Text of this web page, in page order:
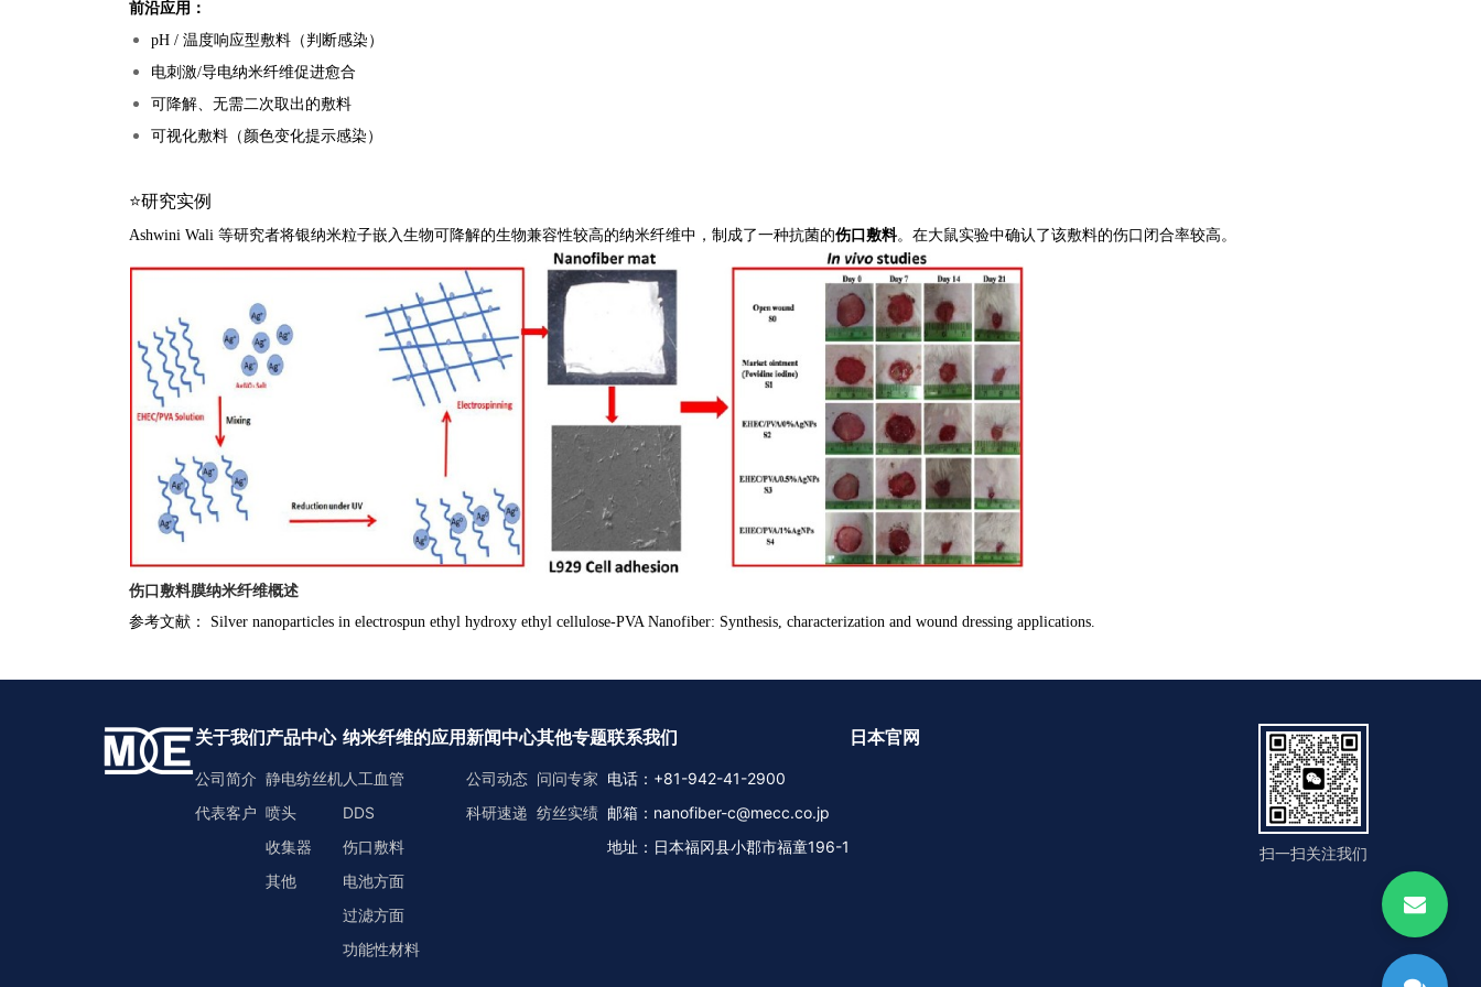
前沿应用：
pH / 温度响应型敷料（判断感染）
电刺激/导电纳米纤维促进愈合
可降解、无需二次取出的敷料
可视化敷料（颜色变化提示感染）
⭐研究实例
Ashwini Wali 等研究者将银纳米粒子嵌入生物可降解的生物兼容性较高的纳米纤维中，制成了一种抗菌的伤口敷料。在大鼠实验中确认了该敷料的伤口闭合率较高。
伤口敷料膜纳米纤维概述
参考文献： Silver nanoparticles in electrospun ethyl hydroxy ethyl cellulose-PVA Nanofiber: Synthesis, characterization and wound dressing applications.
关于我们
公司简介
代表客户
产品中心
静电纺丝机
喷头
收集器
其他
纳米纤维的应用
人工血管
DDS
伤口敷料
电池方面
过滤方面
功能性材料
新闻中心
公司动态
科研速递
其他专题
问问专家
纺丝实绩
联系我们
电话：+81-942-41-2900
邮箱：nanofiber-c@mecc.co.jp
地址：日本福冈县小郡市福童196-1
日本官网
扫一扫关注我们